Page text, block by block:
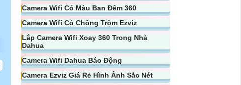
Camera Wifi Có Màu Ban Đêm 360
Camera Wifi Có Chống Trộm Ezviz
Lắp Camera Wifi Xoay 360 Trong Nhà
Dahua
Camera Wifi Dahua Báo Động
Camera Ezviz Giá Rẻ Hình Ảnh Sắc Nét